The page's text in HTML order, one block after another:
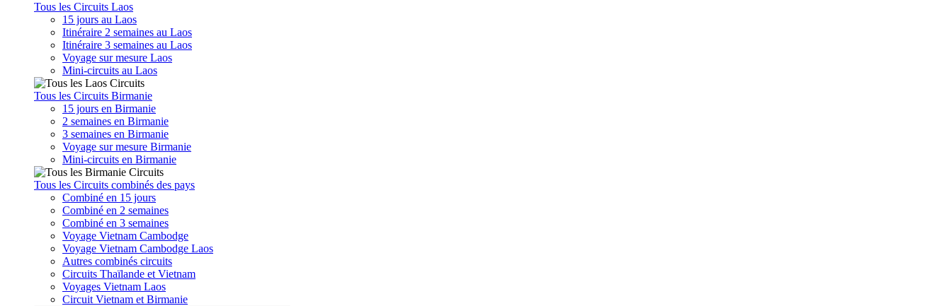
Tous les Circuits Laos
15 jours au Laos
Itinéraire 2 semaines au Laos
Itinéraire 3 semaines au Laos
Voyage sur mesure Laos
Mini-circuits au Laos
Tous les Circuits Birmanie
15 jours en Birmanie
2 semaines en Birmanie
3 semaines en Birmanie
Voyage sur mesure Birmanie
Mini-circuits en Birmanie
Tous les Circuits combinés des pays
Combiné en 15 jours
Combiné en 2 semaines
Combiné en 3 semaines
Voyage Vietnam Cambodge
Voyage Vietnam Cambodge Laos
Autres combinés circuits
Circuits Thaïlande et Vietnam
Voyages Vietnam Laos
Circuit Vietnam et Birmanie